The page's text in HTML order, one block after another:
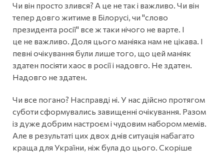
Чи він просто злився? А це не так і важливо. Чи він
тепер довго житиме в Білорусі, чи "слово
президента росії" все ж таки нічого не варте. І
це не важливо. Доля цього маніяка нам не цікава. І
певні очікування були лише того, що цей маніяк
здатен посіяти хаос в росії і надовго. Не здатен.
Надовго не здатен.
Чи все погано? Насправді ні. У нас дійсно протягом
суботи сформувались завищенні очікування. Разом
із дуже добрим настроєм і чудовим набором мемів.
Але в результаті цих двох днів ситуація набагато
краща для України, ніж була до цього. Скоріше